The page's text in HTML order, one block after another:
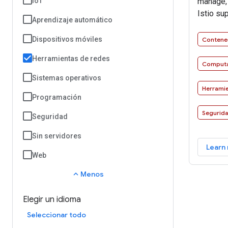
Aprendizaje automático
Dispositivos móviles
Herramientas de redes
Sistemas operativos
Programación
Seguridad
Sin servidores
Web
expand_less Menos
Elegir un idioma
Seleccionar todo
Istio
access
Learn